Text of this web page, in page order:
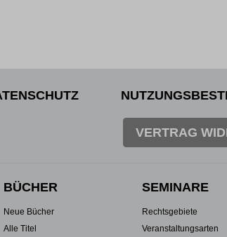
VERTRAG
BÜCHER
Neue Bücher
Alle Titel
SEMINARE
Rechtsgebiete
Veranstaltungsarten